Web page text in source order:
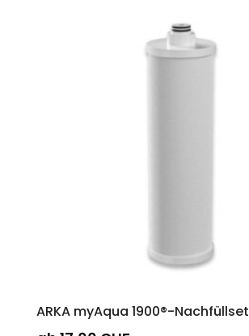
ARKA myAqua 1900®-Nachfüllset